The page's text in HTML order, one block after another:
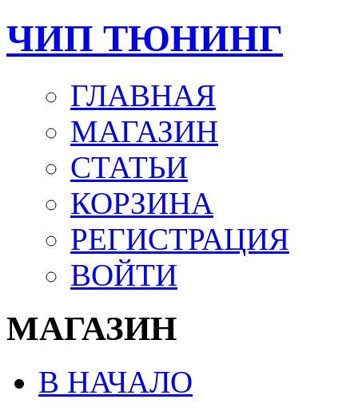
ЧИП ТЮНИНГ
ГЛАВНАЯ
МАГАЗИН
СТАТЬИ
КОРЗИНА
РЕГИСТРАЦИЯ
ВОЙТИ
МАГАЗИН
В НАЧАЛО